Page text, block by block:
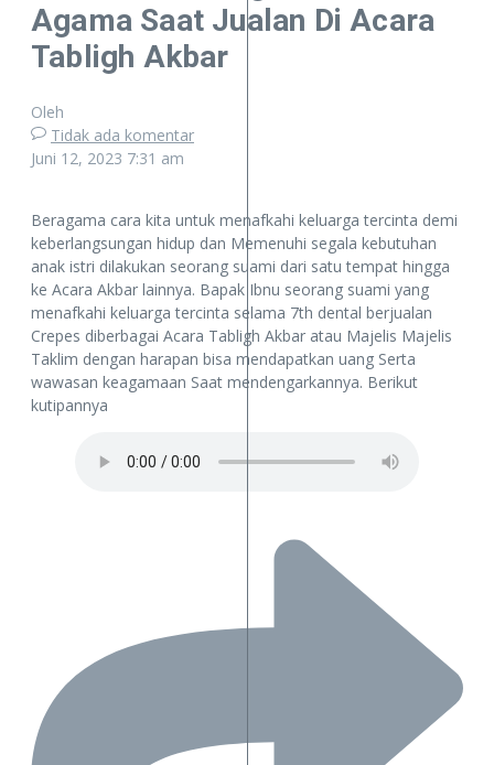
Agama Saat Jualan Di Acara
Tabligh Akbar
Oleh
Tidak ada komentar
Juni 12, 2023 7:31 am
Beragama cara kita untuk menafkahi keluarga tercinta demi
keberlangsungan hidup dan Memenuhi segala kebutuhan
anak istri dilakukan seorang suami dari satu tempat hingga
ke Acara Akbar lainnya. Bapak Ibnu seorang suami yang
menafkahi keluarga tercinta selama 7th dental berjualan
Crepes diberbagai Acara Tabligh Akbar atau Majelis Majelis
Taklim dengan harapan bisa mendapatkan uang Serta
wawasan keagamaan Saat mendengarkannya. Berikut
kutipannya